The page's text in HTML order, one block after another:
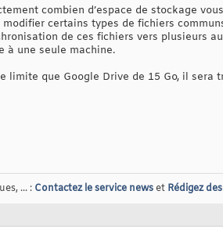
combien d’espace de stockage
certains types de fichiers
de ces fichiers vers plusieurs
à une seule machine.
limite que Google Drive de 15 Go, il sera
... : Contactez le service newset Rédigez